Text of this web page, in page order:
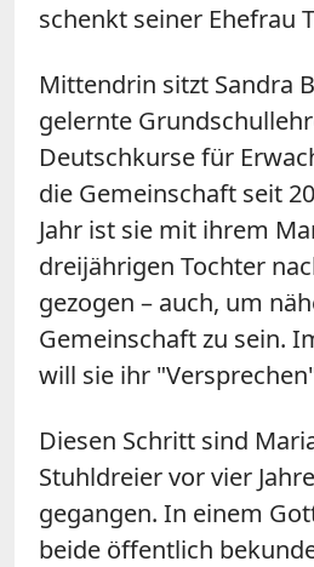
schenkt seiner Ehefrau
Mittendrin sitzt Sandra
gelernte
Deutschkurse für
die Gemeinschaft seit
Jahr ist sie mit ihrem
dreijährigen Tochter
gezogen – auch, um
Gemeinschaft zu sein.
will sie ihr
Diesen Schritt sind
Stuhldreier vor vier
gegangen. In einem
beide öffentlich